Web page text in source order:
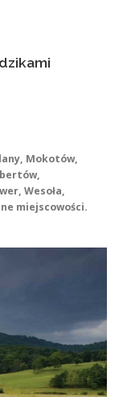
Mokotów,
Wesoła,
miejscowości.